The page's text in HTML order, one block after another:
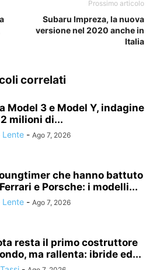
Prossimo articolo
Subaru Impreza, la nuova
versione nel 2020 anche in
Italia
correlati
Model 3 e Model Y, indagine
milioni di...
Lente - Ago 7, 2026
che hanno battuto
e Porsche: i modelli...
Lente - Ago 7, 2026
resta il primo costruttore
ma rallenta: ibride ed...